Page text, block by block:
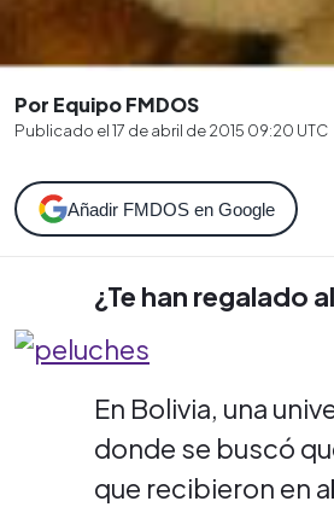
Por Equipo FMDOS
Publicado el17 de abril de 2015 09:20 UTC
Añadir FMDOS en Google
¿Te han regalado
En Bolivia, una
donde se buscó
que recibieron en a